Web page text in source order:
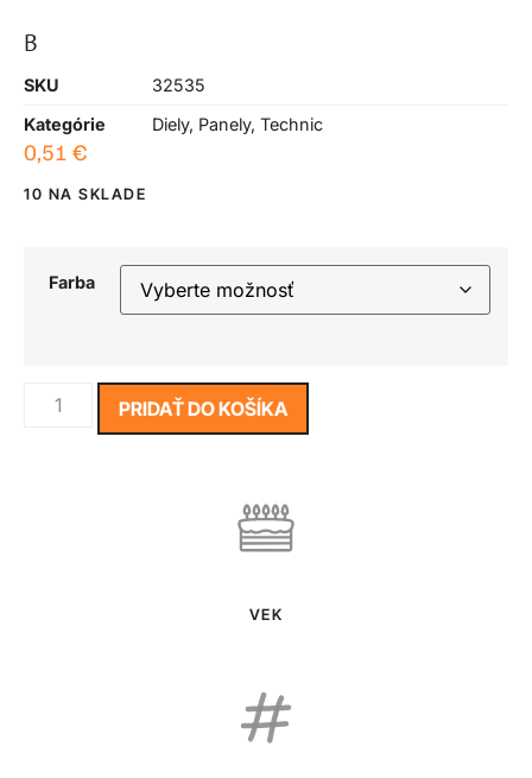
B
SKU
32535
Kategórie
Diely, Panely, Technic
0,51 €
10 NA SKLADE
Farba
PRIDAŤ DO KOŠÍKA
VEK